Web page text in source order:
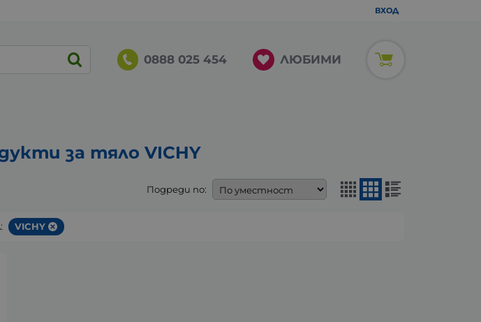
ВХОД
0888 025 454 ЛЮБИМИ
за тяло VICHY
Подреди по:
VICHY